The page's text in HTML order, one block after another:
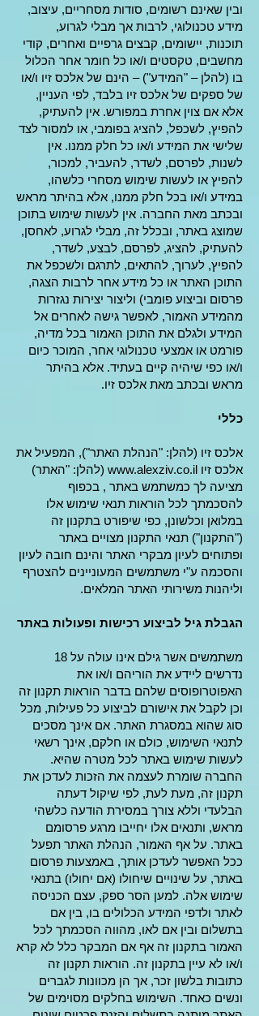
ובין שאינם רשומים, סודות מסחריים, עיצוב,
מידע טכנולוגי, לרבות אך מבלי לגרוע,
תוכנות, יישומים, קבצים גרפיים ואחרים, קודי
מחשבים, טקסטים ו/או כל חומר אחר הכלול
בו (להלן – "המידע") – הינם של אלכס זיו ו/או
של ספקים של אלכס זיו בלבד, לפי העניין,
אלא אם צוין אחרת במפורש. אין להעתיק,
להפיץ, לשכפל, להציג בפומבי, או למסור לצד
שלישי את המידע ו/או כל חלק ממנו. אין
לשנות, לפרסם, לשדר, להעביר, למכור,
להפיץ או לעשות שימוש מסחרי כלשהו,
במידע ו/או בכל חלק ממנו, אלא בהיתר מראש
ובכתב מאת החברה. אין לעשות שימוש בתוכן
שמוצג באתר, ובכלל זה, מבלי לגרוע, לאחסן,
להעתיק, להציג, לפרסם, לבצע, לשדר,
להפיץ, לערוך, להתאים, לתרגם ולשכפל את
התוכן האתר או כל מידע אחר לרבות הצגה,
פרסום וביצוע פומבי) וליצור יצירות נגזרות
מהמידע האמור, לאפשר גישה לאחרים אל
המידע ולגלם את התוכן האמור בכל מדיה,
פורמט או אמצעי טכנולוגי אחר, המוכר כיום
ו/או כפי שיהיה קיים בעתיד. אלא בהיתר
מראש ובכתב מאת אלכס זיו.
כללי
אלכס זיו (להלן: "הנהלת האתר"), המפעיל את
אלכס זיו www.alexziv.co.il (להלן: "האתר)
מציעה לך כמשתמש באתר , בכפוף
להסכמתך לכל הוראות תנאי שימוש אלו
במלואן וכלשונן, כפי שיפורט בתקנון זה
("התקנון") תנאי התקנון מצויים באתר
ופתוחים לעיון מבקרי האתר והינם חובה לעיון
והסכמה ע"י משתמשים המעוניינים להצטרף
וליהנות משירותי האתר המלאים.
הגבלת גיל לביצוע רכישות ופעולות באתר
משתמשים אשר גילם אינו עולה על 18
נדרשים ליידע את הוריהם ו/או את
האפוטרופוסים שלהם בדבר הוראות תקנון זה
וכן לקבל את אישורם לביצוע כל פעילות, מכל
סוג שהוא במסגרת האתר. אם אינך מסכים
לתנאי השימוש, כולם או חלקם, אינך רשאי
לעשות שימוש באתר לכל מטרה שהיא.
החברה שומרת לעצמה את הזכות לעדכן את
תקנון זה, מעת לעת, לפי שיקול דעתה
הבלעדי וללא צורך במסירת הודעה כלשהי
מראש, ותנאים אלו יחייבו מרגע פרסומם
באתר. על אף האמור, הנהלת האתר תפעל
ככל האפשר לעדכן אותך, באמצעות פרסום
באתר, על שינויים שיחולו (אם יחולו) בתנאי
שימוש אלה. למען הסר ספק, עצם הכניסה
לאתר ולדפי המידע הכלולים בו, בין אם
בתשלום ובין אם לאו, מהווה הסכמתך לכל
האמור בתקנון זה אף אם המבקר כלל לא קרא
ו/או לא עיין בתקנון זה. הוראות תקנון זה
כתובות בלשון זכר, אך הן מכוונות לגברים
ונשים כאחד. השימוש בחלקים מסוימים של